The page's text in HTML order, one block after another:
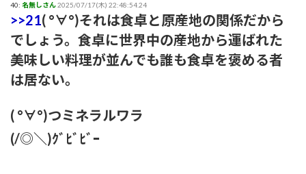
40: 名無しさん2025/07/17(木) 22:48:54.24
>>21( °∀°)それは食卓と原産地の関係だから
でしょう。食卓に世界中の産地から運ばれた
美味しい料理が並んでも誰も食卓を褒める者
は居ない。
( °∀°)つミネラルワラ
(/◎＼)ｸﾞﾋﾞﾋﾞｰ